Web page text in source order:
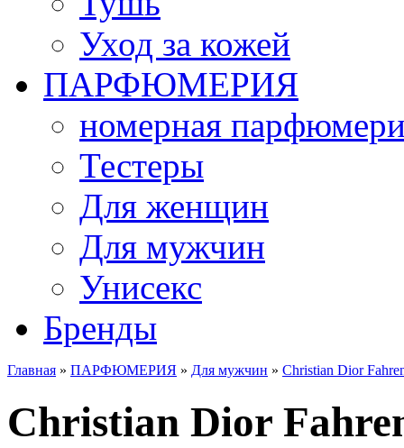
Уход за кожей
ПАРФЮМЕРИЯ
номерная
Тестеры
Для женщин
Для мужчин
Унисекс
Бренды
Главная » ПАРФЮМЕРИЯ » Для мужчин » Christian Dior
Christian Dior